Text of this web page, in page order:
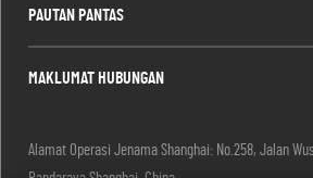
PAUTAN PANTAS
MAKLUMAT HUBUNGAN
Alamat Operasi Jenama Shanghai: No.258, Jalan